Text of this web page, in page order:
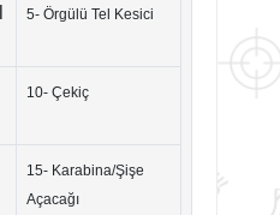
5- Örgülü Tel Kesici
10- Çekiç
15- Karabina/Şişe
Açacağı